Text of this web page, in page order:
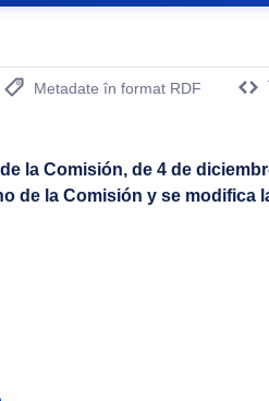
Metadate în format RDF
la Comisión, de 4 de
de la Comisión y se modifica